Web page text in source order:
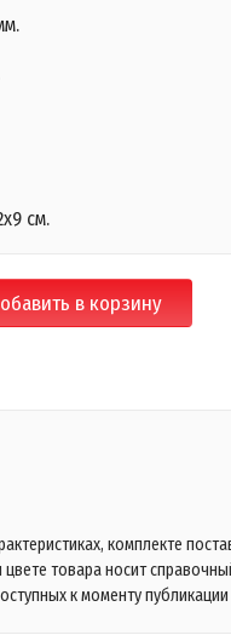
см.
в корзину
комплекте
товара носит
к моменту